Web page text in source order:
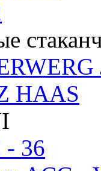
HAAS
- 36